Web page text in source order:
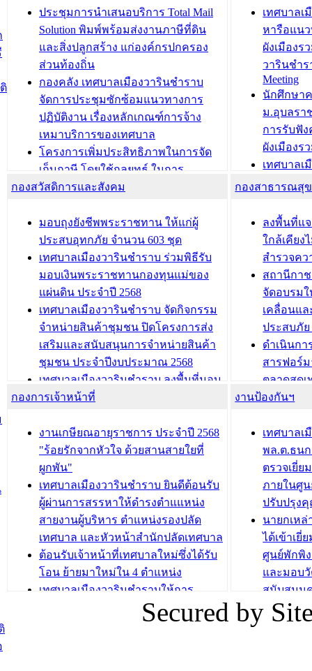
องคมนตรี
สำนักทะเบียนท้องถิ่นเทศบาลเมือง
วารินชำราบ ดำเนินการมอบทะเบียน
บ้าน ทร.14 และบัตรประจำตัว
ประชาชนบุคคลประเภท 8 แก่บุคคลที่
ได้รับการเพิ่มชื่อในทะเบียนบ้าน
(ท.ร.14) กรณีคนไม่มีสัญชาติไทยได้รับ
อนุญาตให้มีถิ่นที่อยู่
ประชุมคณะกรรมการประเมินผลการ
ควบคุมภายในของ สำนัก/กอง/
โรงเรียน/ศูนย์พัฒนาเด็กเล็ก/สถานธนา
บทความ อื่นๆ ...
ประชุมที
ชีวา สร้า
ขับเคลื่อน
“เมืองแห่
บทความ อื่นๆ ...
ประชุมการนำเสนอบริการ Total Mail
Solution พิมพ์พร้อมส่งงานภาษีที่ดิน
และสิ่งปลูกสร้าง แก่องค์กรปกครอง
ส่วนท้องถิ่น
กองคลัง เทศบาลเมืองวารินชำราบ
จัดการประชุมซักซ้อมแนวทางการ
ปฏิบัติงาน เรื่องหลักเกณฑ์การจ้าง
เหมาบริการของเทศบาล
โครงการเพิ่มประสิทธิภาพในการจัด
เก็บภาษี โดยใช้กลยุทธ์ ในการ
พัฒนาการจัดเก็บรายได้ ประจำปี พ.ศ.
เทศบาลเมืองวารินชำราบ ร่วมการ
ประชุมวิชาการระดับนานาชาติและ
นิทรรศการด้านนวัตกรรมท้องถิ่น 2568
และรับรางวัลทีมนักวิจัยดีเด่นจาก
นวัตกรรมโครงการทะเบียนภาษีป้าย
ประชุมผู้เช่าอาคารพาณิชย์ บริเวณ
ถนนเกษมสุขและถนนประทุมเทพภักดี
บทความ อื่นๆ ...
เทศบาลเ
หารือแน
ผังเมืองร
วารินชำร
Meeting
นักศึกษา
ม.อุบลรา
การรับฟั
ผังเมืองร
เทศบาลเ
โครงการ
เทศบาล
รับฟังคว
ผังเมือง
วารินชำ
เทศบาล
ซักซ้อมแ
ประโยช
บทความ อื่นๆ ...
กองสวัสดิการและสังคม
มอบถุงยังชีพพระราชทาน ให้แก่ผู้
ประสบอุทกภัย จำนวน 603 ชุด
เทศบาลเมืองวารินชำราบ ร่วมพิธีรับ
มอบเงินพระราชทานกองทุนแม่ของ
แผ่นดิน ประจำปี 2568
เทศบาลเมืองวารินชำราบ จัดกิจกรรม
จำหน่ายสินค้าชุมชน ปิดโครงการส่ง
เสริมและสนับสนุนการจำหน่ายสินค้า
ชุมชน ประจำปีงบประมาณ 2568
เทศบาลเมืองวารินชำราบ ลงพื้นที่มอบ
น้ำดื่มแก่ผู้พักอาศัย ณ ศูนย์พักพิง
กองสวัสดิการสังคม เทศบาลเมือง
วารินชำราบ จัดโครงการอบรมอาชีพ
ระยะสั้น ประจำปี 2568 (หลักสูตรการ
ถักทอผลิตภัณฑ์จากถุงพลาสติก)
บทความ อื่นๆ ...
กองสาธารณสุ
ลงพื้นที่แ
ใกล้เคียง
สำรวจค
สถานีกา
จัดอบรม
เคลื่อนแ
ประสบภั
ดำเนินกา
สารฟอร์
ตลาดสดเ
วารินชำร
ถนนแก่เ
เด็กเล็ก
เทศบาลเ
ปรึกษาห
วัยของอ
บทความ อื่นๆ ...
กองการเจ้าหน้าที่
งานเกษียณอายุราชการ ประจำปี 2568
"ร้อยรักจากหัวใจ ด้วยสานสายใยที่
ผูกพัน"
เทศบาลเมืองวารินชำราบ ยินดีต้อนรับ
ผู้ผ่านการสรรหาให้ดำรงตำแแหน่ง
สายงานผู้บริหาร ตำแหน่งรองปลัด
เทศบาล และหัวหน้าสำนักปลัดเทศบาล
ต้อนรับเจ้าหน้าที่เทศบาลใหม่ซึ่งได้รับ
โอน ย้ายมาใหม่ใน 4 ตำแหน่ง
เทศบาลเมืองวารินชำราบให้การ
ต้อนรับพนักงานเทศบาลผู้ผ่านการ
สรรหาให้ดำรงตำแหน่งสายงานผู้
งานป้องกันฯ
เทศบาลเ
พล.ต.ธน
ตรวจเยี่ย
ภายในศู
ปรับปรุง
นายกเห
ได้เข้าเยี่
ศูนย์พักพิ
และมอบ
สนับสนุน
ภัยน้ำท่วม
ภาพบรร
Secured by